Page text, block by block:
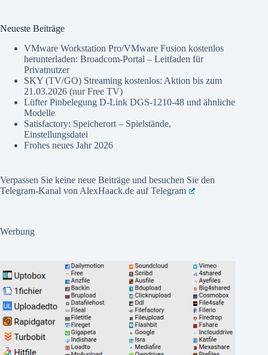
Neueste Beiträge
VMware Workstation Pro/VMware Fusion kostenlos
herunterladen: Broadcom-Portal – Leitfaden für
Privatnutzer
SKY (TV/GO) Streaming kostenlos: Aktion bis zum
21.03.2026 (nur Free TV)
Lüfter Pinbelegung D-Link DGS-1210-48 und ähnliche
Modelle
Satisfactory: Speicherort – Spielstände,
Einstellungsdatei
Frohes neues Jahr 2026
Verpassen Sie keine neue Beiträge und besuchen Sie den
Telegram-Kanal von AlexHaack.de aufTelegram
Werbung